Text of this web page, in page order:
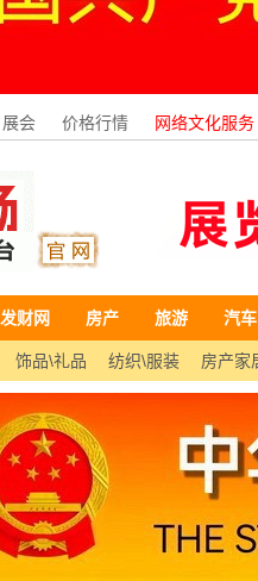
展会 价格行情 网络文化服务
发财网 房产 旅游 汽车
饰品\礼品 纺织\服装 房产家